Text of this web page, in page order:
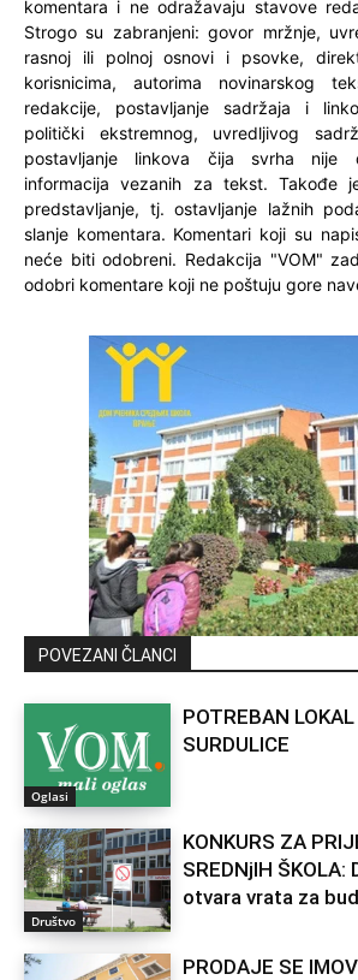
komentara i ne odražavaju stavove
Strogo su zabranjeni: govor mržnje,
rasnoj ili polnoj osnovi i psovke,
korisnicima, autorima novinarskog
redakcije, postavljanje sadržaja i
politički ekstremnog, uvredljivog
postavljanje linkova čija svrha nije
informacija vezanih za tekst. Takođe
predstavljanje, tj. ostavljanje lažnih
slanje komentara. Komentari koji su
neće biti odobreni. Redakcija "VOM"
odobri komentare koji ne poštuju gore
POVEZANI ČLANCI
Oglasi
POTREBAN
SURDULICE
Društvo
KONKURS ZA
SREDNјIH
otvara vrata za
PRODAJE SE